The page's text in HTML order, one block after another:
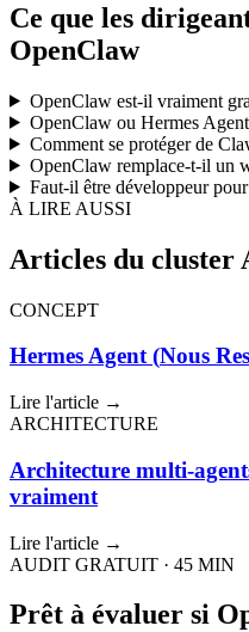
Ce que les
OpenClaw
OpenClawest-il vraiment
OpenClawou Hermes Agent
Comment se protéger de
OpenClawremplace-t-il un
Faut-il être développeur
À LIRE AUSSI
Articles du cluster
CONCEPT
Hermes Agent(Nous
Lire l'article →
ARCHITECTURE
Architecture multi-
vraiment
Lire l'article →
AUDIT GRATUIT · 45 MIN
Prêt à évaluer si